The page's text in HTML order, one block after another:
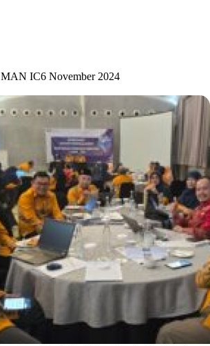
MAN IC6 November 2024